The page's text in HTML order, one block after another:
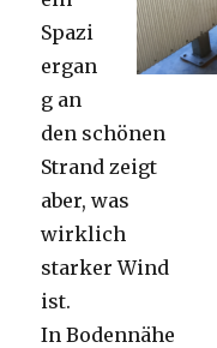
Spazi
ergan
g an
den schönen
Strand zeigt
aber, was
wirklich
starker Wind
ist.
In Bodennähe